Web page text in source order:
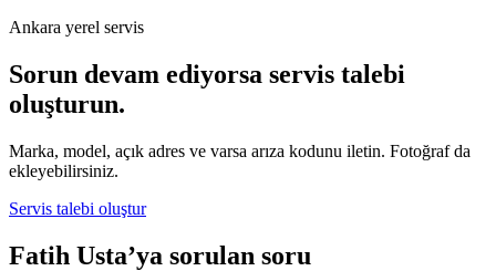
Ankara yerel servis
Sorun devam ediyorsa servis talebi
oluşturun.
Marka, model, açık adres ve varsa arıza kodunu iletin. Fotoğraf da
ekleyebilirsiniz.
Servis talebi oluştur
Fatih Usta’ya sorulan soru